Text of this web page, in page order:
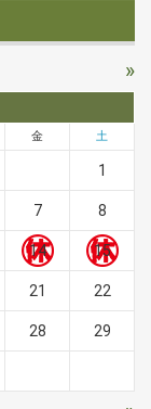
»
金 土
1
7 8
14 15
21 22
28 29